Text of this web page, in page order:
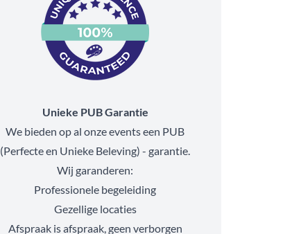
Unieke PUB Garantie
We bieden op al onze events een PUB
(Perfecte en Unieke Beleving) - garantie.
Wij garanderen:
Professionele begeleiding
Gezellige locaties
Afspraak is afspraak, geen verborgen